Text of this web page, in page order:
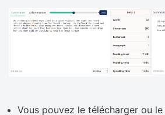
Vous pouvez le télécharger ou